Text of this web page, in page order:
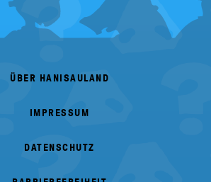
ÜBER HANISAULAND
IMPRESSUM
DATENSCHUTZ